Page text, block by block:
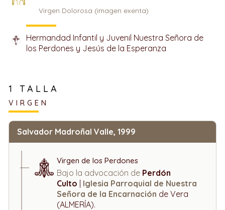
Virgen Dolorosa (imagen exenta)
Hermandad Infantil y Juvenil Nuestra Señora de
los Perdones y Jesús de la Esperanza
1 TALLA
VIRGEN
Salvador Madroñal Valle, 1999
Virgen de los Perdones
Bajo la advocación de Perdón
Culto
Iglesia Parroquial de Nuestra
Señora de la Encarnación de Vera
(ALMERÍA).